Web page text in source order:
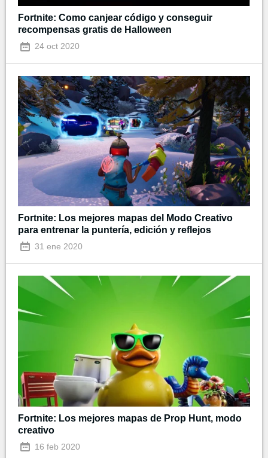
Fortnite: Como canjear código y conseguir
recompensas gratis de Halloween
24 oct 2020
Fortnite: Los mejores mapas del Modo Creativo
para entrenar la puntería, edición y reflejos
31 ene 2020
Fortnite: Los mejores mapas de Prop Hunt, modo
creativo
16 feb 2020